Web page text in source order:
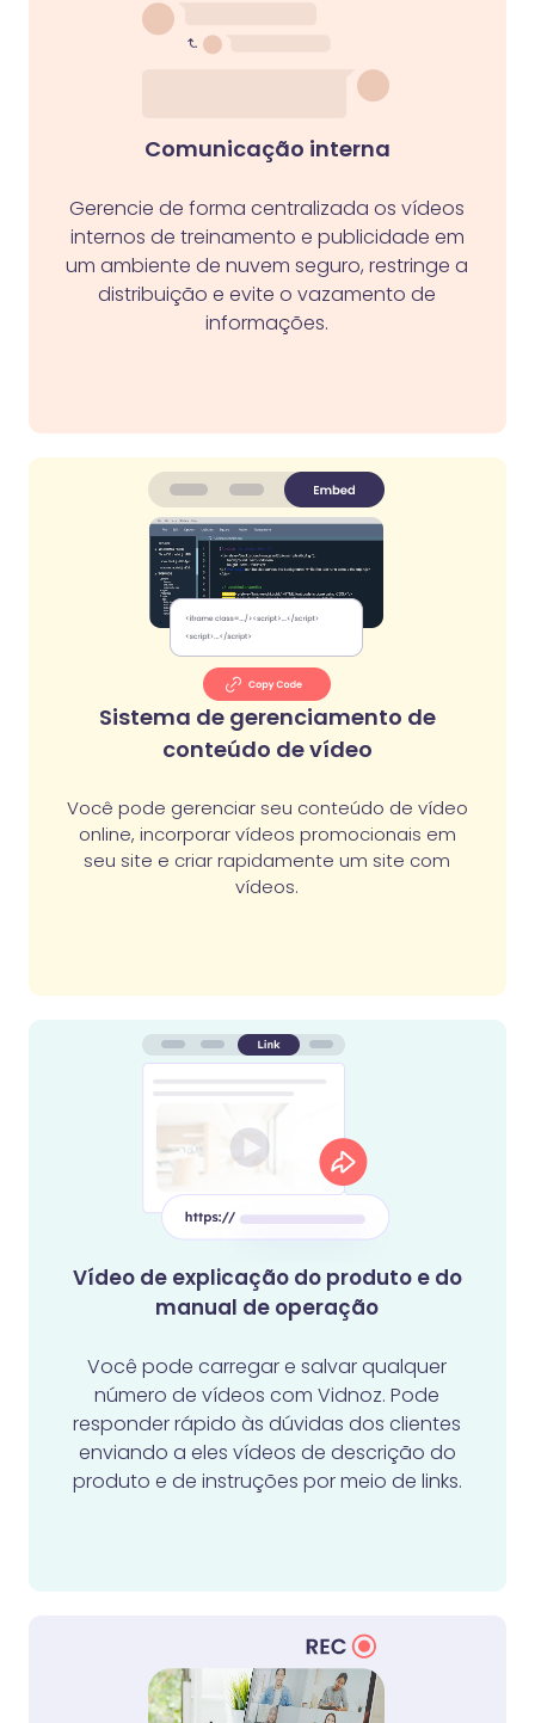
Comunicação interna
Gerencie de forma centralizada os vídeos
internos de treinamento e publicidade em
um ambiente de nuvem seguro, restringe a
distribuição e evite o vazamento de
informações.
Sistema de gerenciamento de
conteúdo de vídeo
Você pode gerenciar seu conteúdo de vídeo
online, incorporar vídeos promocionais em
seu site e criar rapidamente um site com
vídeos.
Vídeo de explicação do produto e do
manual de operação
Você pode carregar e salvar qualquer
número de vídeos com Vidnoz. Pode
responder rápido às dúvidas dos clientes
enviando a eles vídeos de descrição do
produto e de instruções por meio de links.